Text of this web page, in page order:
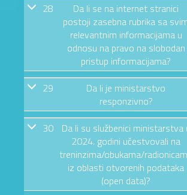
28
Da li se na internet stranici
postoji zasebna rubrika sa
relevantnim informacijama u
odnosu na pravo na slobodan
pristup informacijama?
29
Da li je ministarstvo
responzivno?
30
Da li su službenici ministarstva
2024. godini učestvovali na
treninzima/obukama/
iz oblasti otvorenih podataka
(open data)?